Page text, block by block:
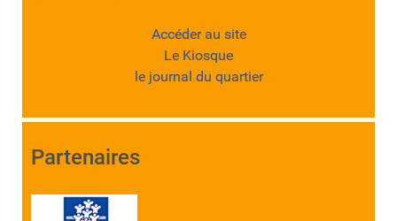
Accéder au site
Le Kiosque
le journal du quartier
Partenaires